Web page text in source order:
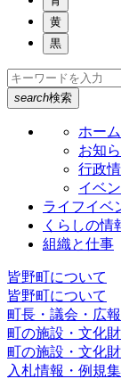
黄
黒
search検索
ホーム
お知
行政
イベ
ライフイベ
くらしの情
組織と仕事
皆野町について
皆野町について
町長・議会・広報
町の施設・文化財
町の施設・文化財
入札情報・例規集